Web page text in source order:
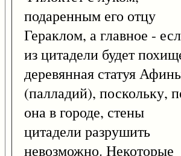
подаренным его отцу
Гераклом, а главное -
из цитадели будет
деревянная статуя
(палладий), поскольку,
она в городе, стены
цитадели разрушить
невозможно. Некоторые